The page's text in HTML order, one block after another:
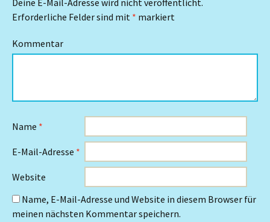
Deine E-Mail-Adresse wird nicht veröffentlicht.
Erforderliche Felder sind mit * markiert
Kommentar
Name *
E-Mail-Adresse *
Website
Name, E-Mail-Adresse und Website in diesem Browser für
meinen nächsten Kommentar speichern.